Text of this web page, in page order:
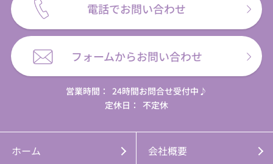
電話でお問い合わせ
フォームからお問い合わせ
営業時間：
24時間お問合せ受付中♪
定休日：
不定休
ホーム 会社概要